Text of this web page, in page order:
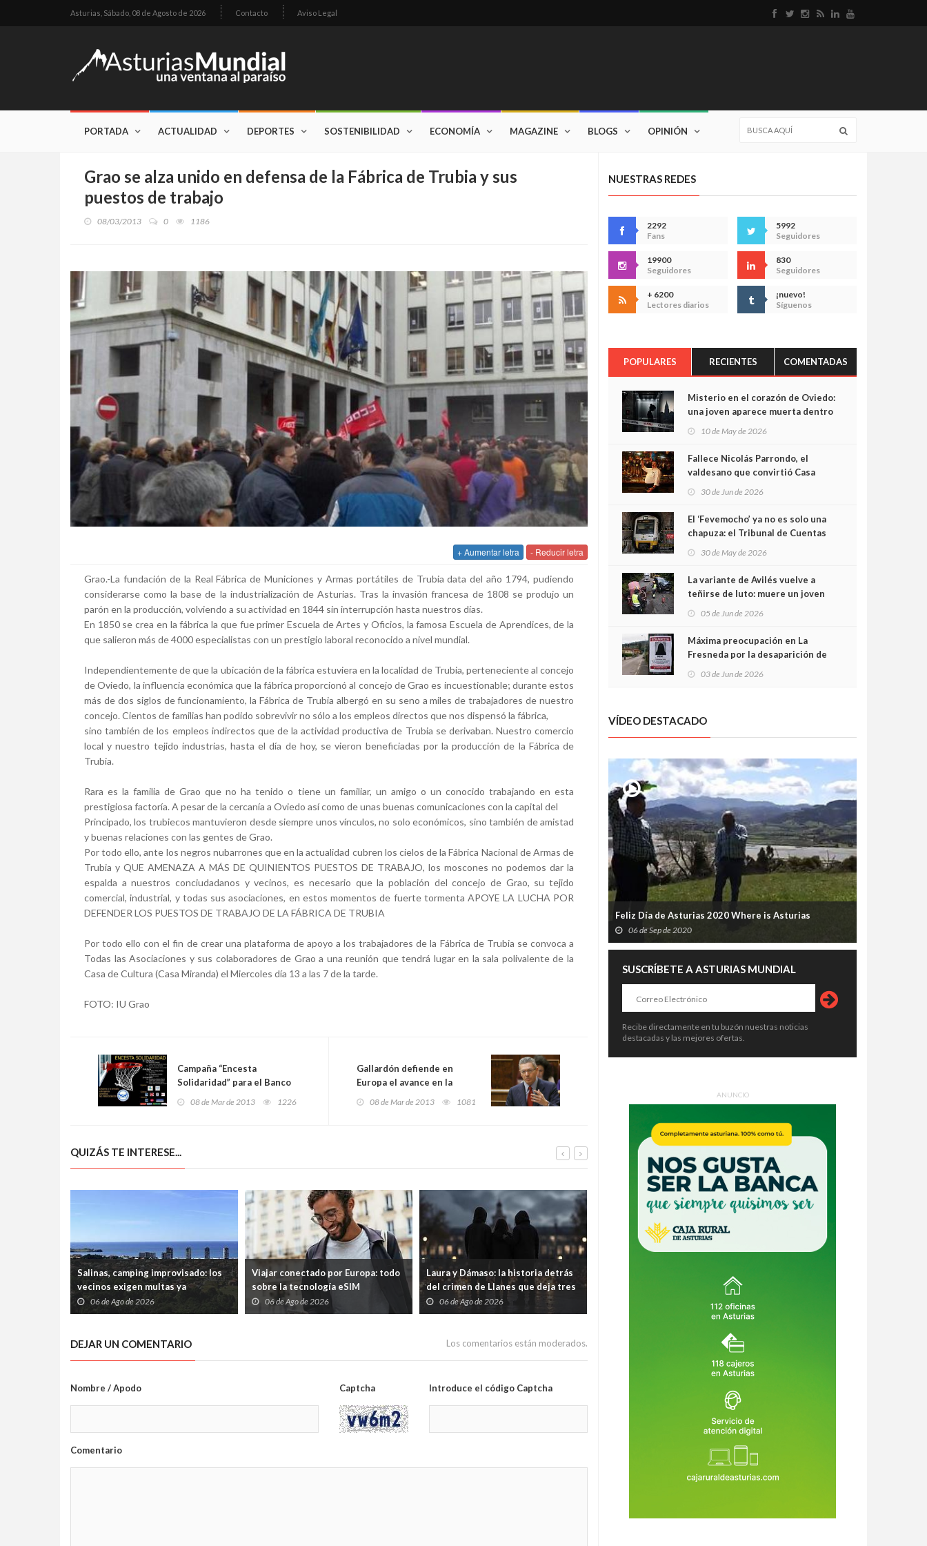
Asturias, Sábado, 08 de Agosto de 2026 Contacto Aviso Legal
PORTADA ACTUALIDAD DEPORTES SOSTENIBILIDAD ECONOMÍA MAGAZINE BLOGS OPINIÓN
Grao se alza unido en defensa de la Fábrica de Trubia y sus
puestos de trabajo
08/03/2013 0 1186
+ Aumentar letra - Reducir letra
Grao.-La fundación de la Real Fábrica de Municiones y Armas portátiles de Trubia data del año 1794, pudiendo
considerarse como la base de la industrialización de Asturias. Tras la invasión francesa de 1808 se produjo un
parón en la producción, volviendo a su actividad en 1844 sin interrupción hasta nuestros días.
En 1850 se crea en la fábrica la que fue primer Escuela de Artes y Oficios, la famosa Escuela de Aprendices, de la
que salieron más de 4000 especialistas con un prestigio laboral reconocido a nivel mundial.
Independientemente de que la ubicación de la fábrica estuviera en la localidad de Trubia, perteneciente al concejo
de Oviedo, la influencia económica que la fábrica proporcionó al concejo de Grao es incuestionable; durante estos
más de dos siglos de funcionamiento, la Fábrica de Trubia albergó en su seno a miles de trabajadores de nuestro
concejo. Cientos de familias han podido sobrevivir no sólo a los empleos directos que nos dispensó la fábrica,
sino también de los empleos indirectos que de la actividad productiva de Trubia se derivaban. Nuestro comercio
local y nuestro tejido industrias, hasta el día de hoy, se vieron beneficiadas por la producción de la Fábrica de
Trubia.
Rara es la familia de Grao que no ha tenido o tiene un familiar, un amigo o un conocido trabajando en esta
prestigiosa factoría. A pesar de la cercanía a Oviedo así como de unas buenas comunicaciones con la capital del
Principado, los trubiecos mantuvieron desde siempre unos vínculos, no solo económicos, sino también de amistad
y buenas relaciones con las gentes de Grao.
Por todo ello, ante los negros nubarrones que en la actualidad cubren los cielos de la Fábrica Nacional de Armas de
Trubia y QUE AMENAZA A MÁS DE QUINIENTOS PUESTOS DE TRABAJO, los moscones no podemos dar la
espalda a nuestros conciudadanos y vecinos, es necesario que la población del concejo de Grao, su tejido
comercial, industrial, y todas sus asociaciones, en estos momentos de fuerte tormenta APOYE LA LUCHA POR
DEFENDER LOS PUESTOS DE TRABAJO DE LA FÁBRICA DE TRUBIA
Por todo ello con el fin de crear una plataforma de apoyo a los trabajadores de la Fábrica de Trubia se convoca a
Todas las Asociaciones y sus colaboradores de Grao a una reunión que tendrá lugar en la sala polivalente de la
Casa de Cultura (Casa Miranda) el Miercoles día 13 a las 7 de la tarde.
FOTO: IU Grao
Campaña “Encesta
Solidaridad” para el Banco
de Alimentos de Asturias
08 de Mar de 2013 1226
Gallardón defiende en
Europa el avance en la
protección de las mujeres
08 de Mar de 2013 1081
QUIZÁS TE INTERESE...
Salinas, camping improvisado: los
vecinos exigen multas ya
06 de Ago de 2026
Viajar conectado por Europa: todo
sobre la tecnología eSIM
06 de Ago de 2026
Laura y Dámaso: la historia detrás
del crimen de Llanes que deja tres
hijos huérfanos
06 de Ago de 2026
cadena de alertas: el asesino había
sido condenado, expulsado de la
Guardia Civil y tenía prohibido
DEJAR UN COMENTARIO Los comentarios están moderados.
Nombre / Apodo Captcha Introduce el código Captcha
Comentario
NUESTRAS REDES
2292
Fans
5992
Seguidores
19900
Seguidores
830
Seguidores
+ 6200
Lectores diarios
¡nuevo!
Síguenos
POPULARES RECIENTES COMENTADAS
Misterio en el corazón de Oviedo:
una joven aparece muerta dentro
cámaras captan sus últimos
minutos
10 de May de 2026
Fallece Nicolás Parrondo, el
valdesano que convirtió Casa
30 de Jun de 2026
El ‘Fevemocho’ ya no es solo una
chapuza: el Tribunal de Cuentas
sobrecoste de los trenes que no
cabían por los túneles
30 de May de 2026
La variante de Avilés vuelve a
teñirse de luto: muere un joven
05 de Jun de 2026
Máxima preocupación en La
Fresneda por la desaparición de
03 de Jun de 2026
VÍDEO DESTACADO
Feliz Día de Asturias 2020 Where is Asturias
06 de Sep de 2020
SUSCRÍBETE A ASTURIAS MUNDIAL
Recibe directamente en tu buzón nuestras noticias
destacadas y las mejores ofertas.
ANUNCIO